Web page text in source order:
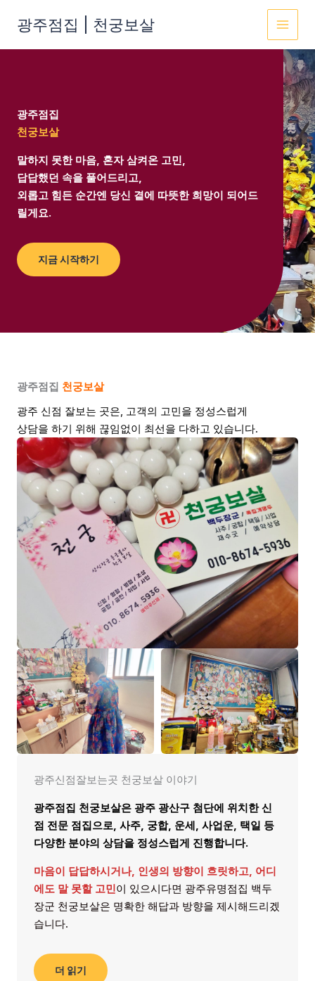
광주점집 | 천궁보살
광주점집
천궁보살
말하지 못한 마음, 혼자 삼켜온 고민,
답답했던 속을 풀어드리고,
외롭고 힘든 순간엔 당신 곁에 따뜻한 희망이 되어드
릴게요.
지금 시작하기
광주점집 천궁보살
광주 신점 잘보는 곳은, 고객의 고민을 정성스럽게
상담을 하기 위해 끊임없이 최선을 다하고 있습니다.
광주신점잘보는곳 천궁보살 이야기
광주점집 천궁보살은 광주 광산구 첨단에 위치한 신
점 전문 점집으로, 사주, 궁합, 운세, 사업운, 택일 등
다양한 분야의 상담을 정성스럽게 진행합니다.
마음이 답답하시거나, 인생의 방향이 흐릿하고, 어디
에도 말 못할 고민이 있으시다면 광주유명점집 백두
장군 천궁보살은 명확한 해답과 방향을 제시해드리겠
습니다.
더 읽기